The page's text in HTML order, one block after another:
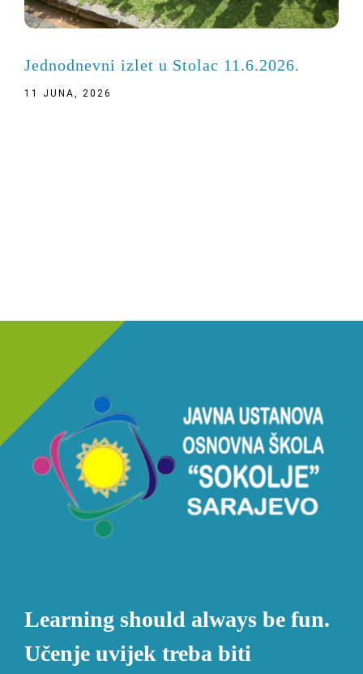
Jednodnevni izlet u Stolac 11.6.2026.
11 JUNA, 2026
Learning should always be fun.
Učenje uvijek treba biti